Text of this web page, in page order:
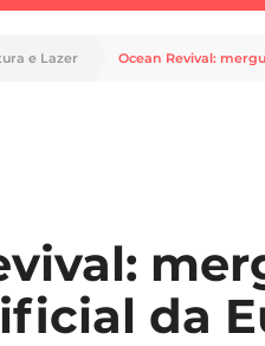
e Lazer Ocean Revival:
da